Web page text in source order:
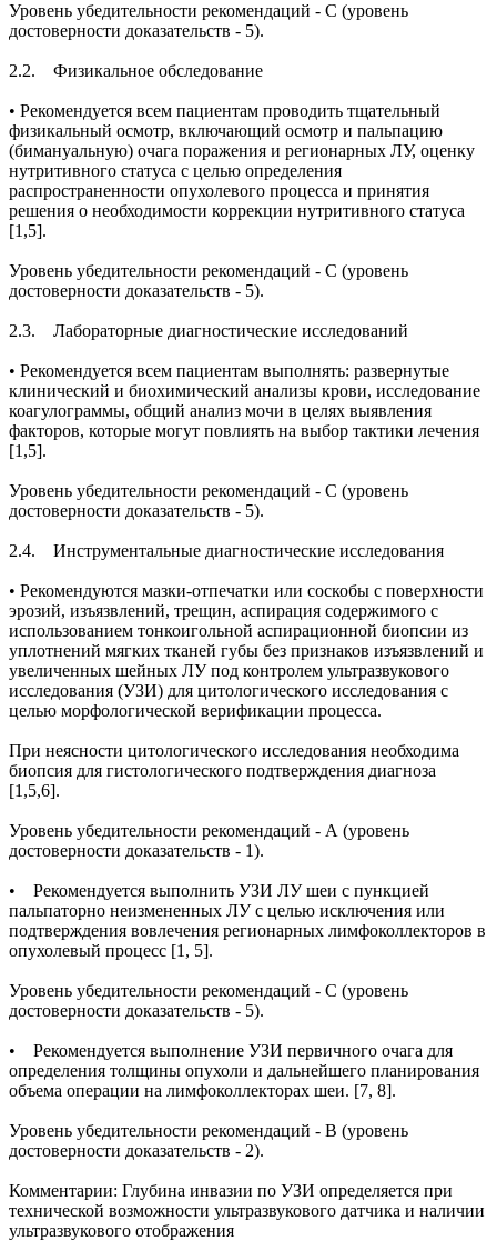
Уровень убедительности рекомендаций - С (уровень
достоверности доказательств - 5).
2.2. Физикальное обследование
• Рекомендуется всем пациентам проводить тщательный
физикальный осмотр, включающий осмотр и пальпацию
(бимануальную) очага поражения и регионарных ЛУ, оценку
нутритивного статуса с целью определения
распространенности опухолевого процесса и принятия
решения о необходимости коррекции нутритивного статуса
[1,5].
Уровень убедительности рекомендаций - С (уровень
достоверности доказательств - 5).
2.3. Лабораторные диагностические исследований
• Рекомендуется всем пациентам выполнять: развернутые
клинический и биохимический анализы крови, исследование
коагулограммы, общий анализ мочи в целях выявления
факторов, которые могут повлиять на выбор тактики лечения
[1,5].
Уровень убедительности рекомендаций - С (уровень
достоверности доказательств - 5).
2.4. Инструментальные диагностические исследования
• Рекомендуются мазки-отпечатки или соскобы с поверхности
эрозий, изъязвлений, трещин, аспирация содержимого с
использованием тонкоигольной аспирационной биопсии из
уплотнений мягких тканей губы без признаков изъязвлений и
увеличенных шейных ЛУ под контролем ультразвукового
исследования (УЗИ) для цитологического исследования с
целью морфологической верификации процесса.
При неясности цитологического исследования необходима
биопсия для гистологического подтверждения диагноза
[1,5,6].
Уровень убедительности рекомендаций - А (уровень
достоверности доказательств - 1).
• Рекомендуется выполнить УЗИ ЛУ шеи с пункцией
пальпаторно неизмененных ЛУ с целью исключения или
подтверждения вовлечения регионарных лимфоколлекторов в
опухолевый процесс [1, 5].
Уровень убедительности рекомендаций - С (уровень
достоверности доказательств - 5).
• Рекомендуется выполнение УЗИ первичного очага для
определения толщины опухоли и дальнейшего планирования
объема операции на лимфоколлекторах шеи. [7, 8].
Уровень убедительности рекомендаций - В (уровень
достоверности доказательств - 2).
Комментарии: Глубина инвазии по УЗИ определяется при
технической возможности ультразвукового датчика и наличии
ультразвукового отображения